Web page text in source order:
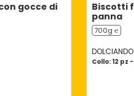
gocce di
Biscotti
panna
700g ℮
DOLCIANDO
Collo: 12 pz